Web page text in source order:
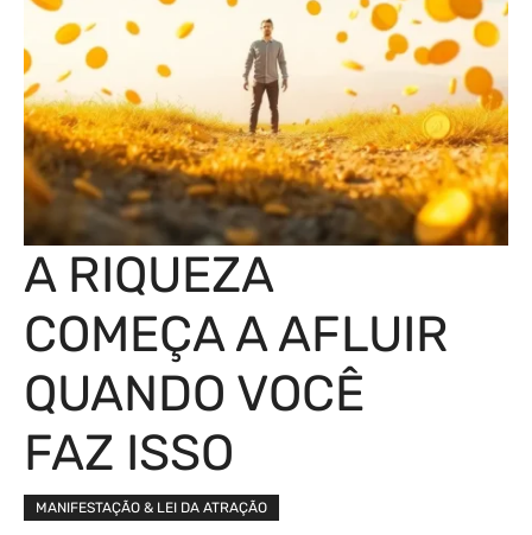
A RIQUEZA
COMEÇA A AFLUIR
QUANDO VOCÊ
FAZ ISSO
MANIFESTAÇÃO & LEI DA ATRAÇÃO